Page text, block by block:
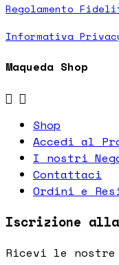
Regolamento
Informativa
Maqueda Shop
 
Shop
Accedi al
I nostri
Contattaci
Ordini e
Iscrizione alla
Ricevi le